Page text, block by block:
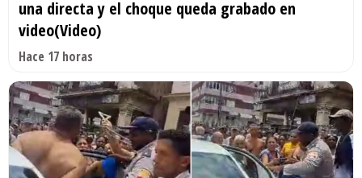
una directa y el choque queda grabado en
video(Video)
Hace 17 horas